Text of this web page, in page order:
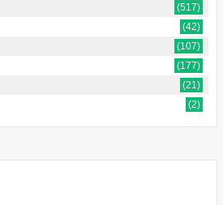
(517)
(42)
(107)
(177)
(21)
(2)